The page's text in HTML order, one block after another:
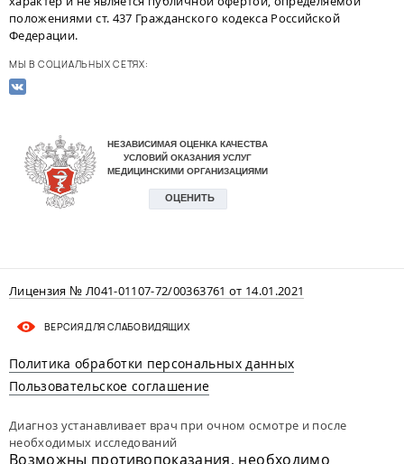
положениями ст. 437 Гражданского кодекса Российской
Федерации.
МЫ В СОЦИАЛЬНЫХ СЕТЯХ:
Лицензия № Л041-01107-72/00363761 от 14.01.2021
ВЕРСИЯ ДЛЯ СЛАБОВИДЯЩИХ
Политика обработки персональных данных
Пользовательское соглашение
Диагноз устанавливает врач при очном осмотре и после
необходимых исследований
Возможны противопоказания, необходимо